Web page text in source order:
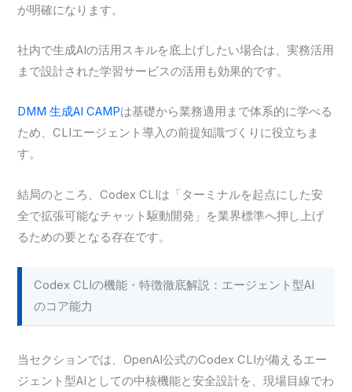
が明確になります。
社内で生成AIの活用スキルを底上げしたい場合は、実務活用
まで設計された学習サービスの活用も効果的です。
DMM 生成AI CAMPは基礎から業務適用まで体系的に学べる
ため、CLIエージェント導入の前提知識づくりに役立ちま
す。
結局のところ、Codex CLIは「ターミナルを起点にした安
全で拡張可能なチャット駆動開発」を業界標準へ押し上げ
るための要となる存在です。
Codex CLIの機能・特徴徹底解説：エージェント型AI
のコア能力
当セクションでは、OpenAI公式のCodex CLIが備えるエー
ジェント型AIとしての中核機能と安全設計を、現場目線でわ